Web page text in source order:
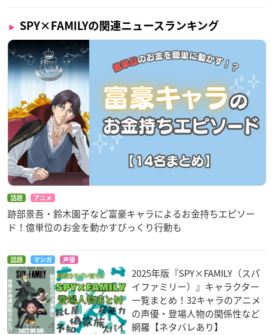
SPY×FAMILYの関連ニュースランキング
話題 アニメ
跡部景吾・鈴木園子など富豪キャラによるお金持ちエピソー
ド！億単位のお金を動かすびっくり行動も
話題 マンガ 声優
2025年版『SPY×FAMILY（スパ
イファミリー）』キャラクター
一覧まとめ！32キャラのアニメ
の声優・登場人物の関係性など
網羅【ネタバレあり】